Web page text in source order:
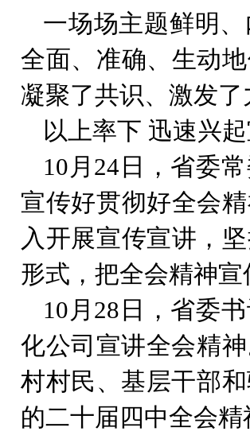
一场场主题鲜明
全面、准确、生动
凝聚了共识、激发了
以上率下 迅速兴
10月24日，省委
宣传好贯彻好全会
入开展宣传宣讲，
形式，把全会精神
10月28日，省委
化公司宣讲全会精
村村民、基层干部
的二十届四中全会精